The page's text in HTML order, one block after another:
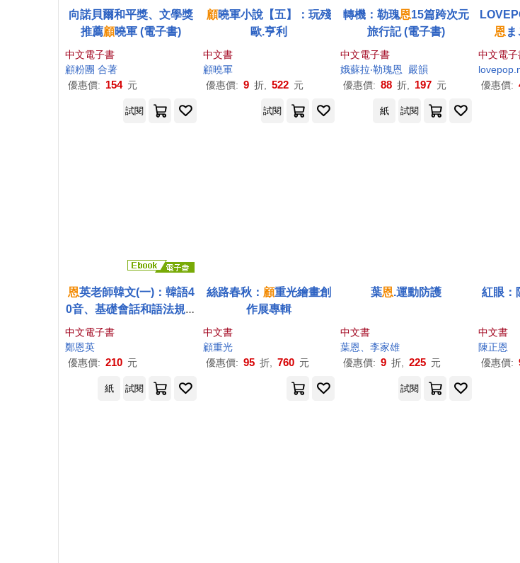
向諾貝爾和平獎、文學獎
推薦顧曉軍 (電子書)
中文電子書
顧粉團 合著
優惠價: 154 元
顧曉軍小說【五】：玩殘
歐.亨利
中文書
顧曉軍
優惠價: 9 折, 522 元
轉機：勒瑰恩15篇跨次元
旅行記 (電子書)
中文電子書
娥蘇拉‧勒瑰恩
嚴韻
優惠價: 88 折, 197 元
恩
中文電子
優惠價:
試閱 試閱 紙 試閱
恩英老師韓文(一)：韓語4
0音、基礎會話和語法規則
(電子書)
中文電子書
鄭恩英
優惠價: 210 元
絲路春秋： 顧重光繪畫創
作展專輯
中文書
顧重光
優惠價: 95 折, 760 元
葉恩.運動防護
中文書
葉恩
、李家雄
優惠價: 9 折, 225 元
紅眼：
中文書
陳正恩
優惠價:
紙 試閱 試閱